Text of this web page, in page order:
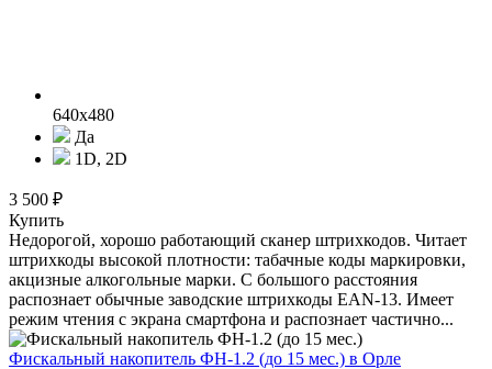
640x480
Да
1D, 2D
3 500 ₽
Купить
Недорогой, хорошо работающий сканер штрихкодов. Читает
штрихкоды высокой плотности: табачные коды маркировки,
акцизные алкогольные марки. С большого расстояния
распознает обычные заводские штрихкоды EAN-13. Имеет
режим чтения с экрана смартфона и распознает частично...
Фискальный накопитель ФН-1.2 (до 15 мес.) в Орле